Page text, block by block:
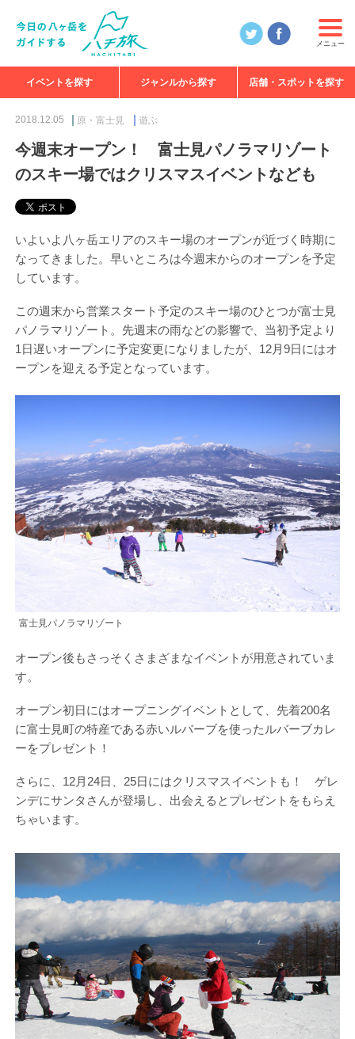
メニュー
イベントを探す ジャンルから探す 店舗・スポットを探す
2018.12.05 原・富士見 遊ぶ
今週末オープン！ 富士見パノラマリゾート
のスキー場ではクリスマスイベントなども
いよいよ八ヶ岳エリアのスキー場のオープンが近づく時期に
なってきました。早いところは今週末からのオープンを予定
しています。
この週末から営業スタート予定のスキー場のひとつが富士見
パノラマリゾート。先週末の雨などの影響で、当初予定より
1日遅いオープンに予定変更になりましたが、12月9日にはオ
ープンを迎える予定となっています。
富士見パノラマリゾート
オープン後もさっそくさまざまなイベントが用意されていま
す。
オープン初日にはオープニングイベントとして、先着200名
に富士見町の特産である赤いルバーブを使ったルバーブカレ
ーをプレゼント！
さらに、12月24日、25日にはクリスマスイベントも！ ゲレ
ンデにサンタさんが登場し、出会えるとプレゼントをもらえ
ちゃいます。